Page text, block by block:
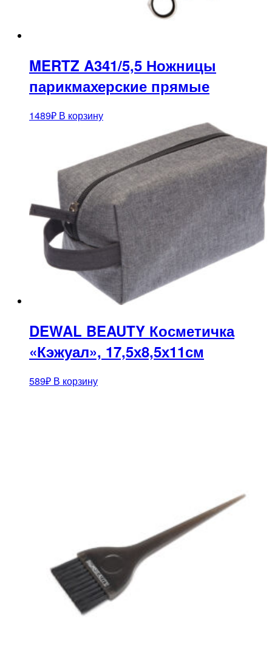
MERTZ A341/5,5 Ножницы
парикмахерские прямые
1489₽ В корзину
DEWAL BEAUTY Косметичка
«Кэжуал», 17,5х8,5х11см
589₽ В корзину